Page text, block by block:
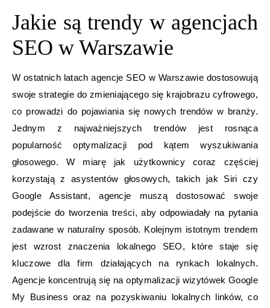
Jakie są trendy w agencjach
SEO w Warszawie
W ostatnich latach agencje SEO w Warszawie dostosowują
swoje strategie do zmieniającego się krajobrazu cyfrowego,
co prowadzi do pojawiania się nowych trendów w branży.
Jednym z najważniejszych trendów jest rosnąca
popularność optymalizacji pod kątem wyszukiwania
głosowego. W miarę jak użytkownicy coraz częściej
korzystają z asystentów głosowych, takich jak Siri czy
Google Assistant, agencje muszą dostosować swoje
podejście do tworzenia treści, aby odpowiadały na pytania
zadawane w naturalny sposób. Kolejnym istotnym trendem
jest wzrost znaczenia lokalnego SEO, które staje się
kluczowe dla firm działających na rynkach lokalnych.
Agencje koncentrują się na optymalizacji wizytówek Google
My Business oraz na pozyskiwaniu lokalnych linków, co